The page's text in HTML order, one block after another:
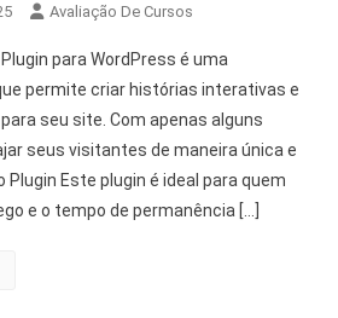
Avaliação De Cursos
para WordPress é uma
permite criar histórias interativas e
seu site. Com apenas alguns
seus visitantes de maneira única e
Este plugin é ideal para quem
e o tempo de permanência […]